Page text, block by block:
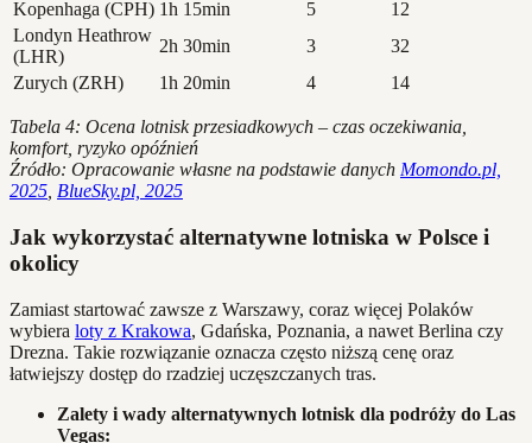
Kopenhaga (CPH) 1h 15min 5
12
Londyn Heathrow
(LHR)
2h 30min 3
32
Zurych (ZRH)
1h 20min 4 14
Tabela 4: Ocena lotnisk przesiadkowych – czas oczekiwania,
komfort, ryzyko opóźnień
Źródło: Opracowanie własne na podstawie danych Momondo.pl,
2025, BlueSky.pl, 2025
Jak wykorzystać alternatywne lotniska w Polsce i
okolicy
Zamiast startować zawsze z Warszawy, coraz więcej Polaków
wybiera loty z Krakowa, Gdańska, Poznania, a nawet Berlina czy
Drezna. Takie rozwiązanie oznacza często niższą cenę oraz
łatwiejszy dostęp do rzadziej uczęszczanych tras.
Zalety i wady alternatywnych lotnisk dla podróży do Las
Vegas: